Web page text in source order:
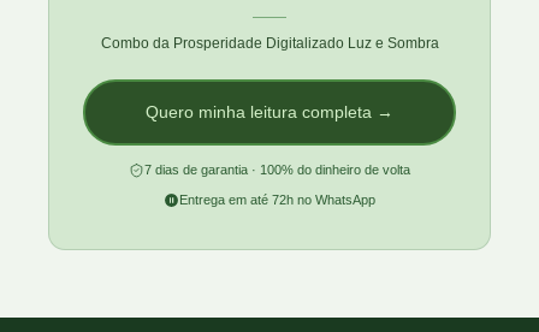
Combo da Prosperidade Digitalizado Luz e Sombra
Quero minha leitura completa →
7 dias de garantia · 100% do dinheiro de volta
Entrega em até 72h no WhatsApp